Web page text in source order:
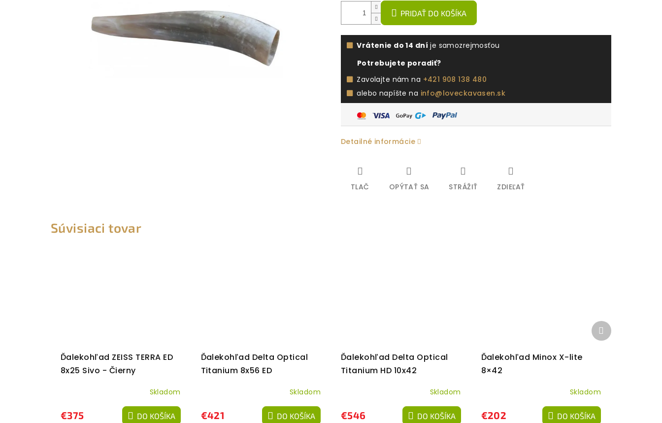
PRIDAŤ DO KOŠÍKA
Vrátenie do 14 dní je samozrejmosťou
Potrebujete poradiť?
Zavolajte nám na +421 908 138 480
alebo napíšte na info@loveckavasen.sk
Detailné informácie
TLAČ OPÝTAŤ SA STRÁŽIŤ ZDIEĽAŤ
Súvisiaci tovar
Ďalekohľad ZEISS TERRA ED
8x25 Sivo - Čierny
Skladom
€375 DO KOŠÍKA
Ďalekohľad Delta Optical
Titanium 8x56 ED
Skladom
€421 DO KOŠÍKA
Ďalekohľad Delta Optical
Titanium HD 10x42
Skladom
€546 DO KOŠÍKA
Ďalekohľad Minox X-lite
8×42
Skladom
€202 DO KOŠÍKA
Ďalší
produkt